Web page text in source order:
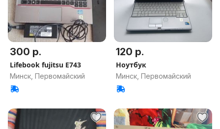
300 р.
Lifebook fujitsu E743
Минск, Первомайский
120 р.
Ноутбук
Минск, Первомайский